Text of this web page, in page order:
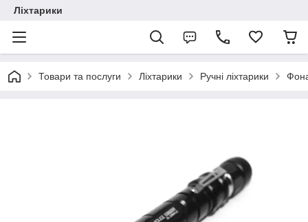
Ліхтарики
Товари та послуги Ліхтарики Ручні ліхтарики